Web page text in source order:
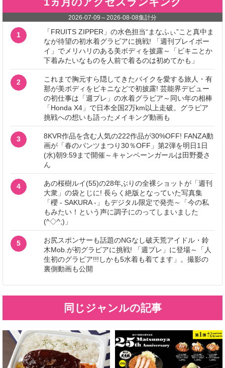
2026-07-09 ～ 2026-08-08集計分
1
「FRUITS ZIPPER」の水色担当“まなふぃ”こと真中ま
なが待望の初水着グラビアに挑戦! 「週刊プレイボー
イ」でメリハリのある美ボディを披露～「ビキニとか
下着みたいなものを人前で着るのは初めてかも」
2
これまで胸元すら隠してきたバイクを愛する旅人・有
那が美ボディをビキニなどで初披露! 芸能界デビュー
の初仕事は「週プレ」の水着グラビア～同い年の相棒
「Honda X4」で日本全国2万km以上走破。グラビア
挑戦への想いも語ったメイキング動画も
3
8KVR作品を含む人気の222作品が30%OFF! FANZA動
画が「春のパンツまつり30％OFF」第2弾を明日1日
(水)朝9:59まで開催～キャンペーンガールは田野憂さ
ん
4
あの桜樹ルイ(55)の28年ぶりの全裸ショットが「週刊
大衆」の袋とじに! 長らく絶版となっていた写真集
「櫻 - SAKURA -」もデジタル限定で発売～「今の私
もみたい！という声に調子にのってしまいました
(^◇^;)」
5
お尻スポンサーも話題のNGなし破天荒アイドル・鈴
木Mob.が初グラビアに挑戦! 「週プレ」に登場～「人
生初のグラビア!!!しかも5水着も着てます」。撮影の
裏側動画も公開
同じジャンルの記事